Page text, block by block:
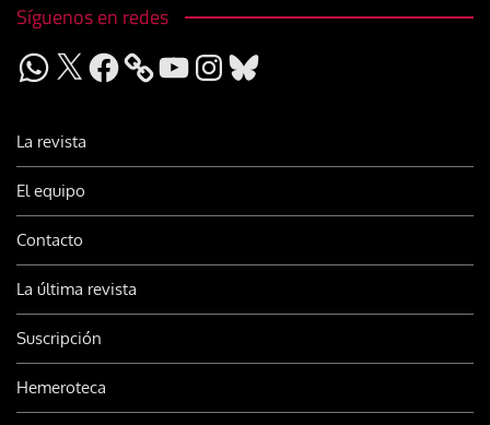
Síguenos en redes
WhatsApp
X Facebook YouTubeInstagram
Bluesky
La revista
El equipo
Contacto
La última revista
Suscripción
Hemeroteca